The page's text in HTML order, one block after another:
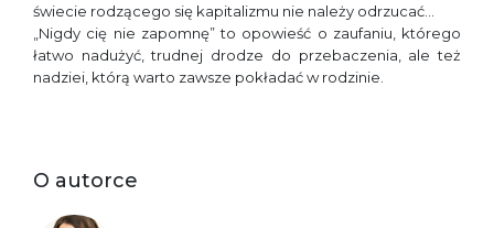
świecie rodzącego się kapitalizmu nie należy odrzucać…
„Nigdy cię nie zapomnę” to opowieść o zaufaniu, którego
łatwo nadużyć, trudnej drodze do przebaczenia, ale też
nadziei, którą warto zawsze pokładać w rodzinie.
O autorce